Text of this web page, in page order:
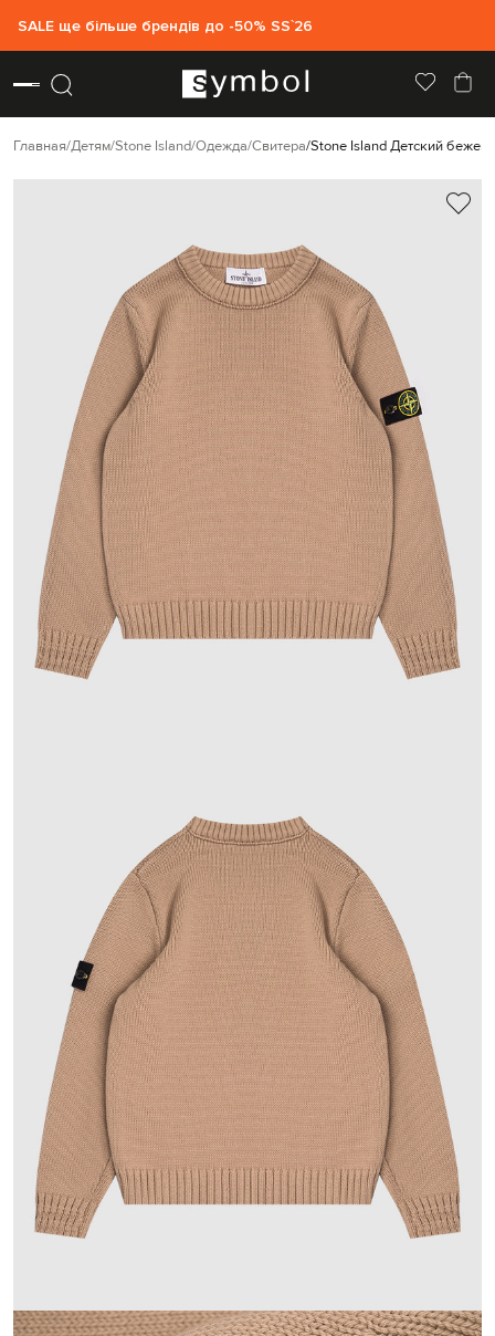
SALE ще більше брендів до -50% SS`26
Главная Детям Stone Island Одежда Свитера Stone Island Детский